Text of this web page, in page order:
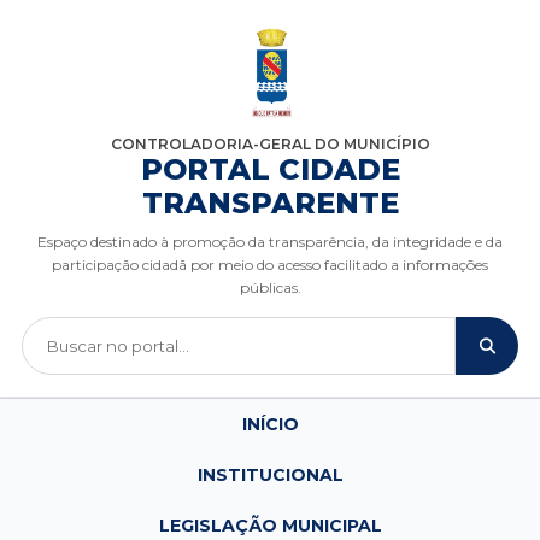
CONTROLADORIA-GERAL DO MUNICÍPIO
PORTAL CIDADE
TRANSPARENTE
Espaço destinado à promoção da transparência, da integridade e da
participação cidadã por meio do acesso facilitado a informações
públicas.
INÍCIO
INSTITUCIONAL
LEGISLAÇÃO MUNICIPAL